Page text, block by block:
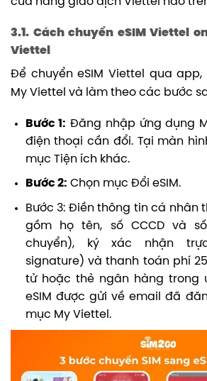
3.1. Cách chuyển eSIM Viettel
Viettel
Để chuyển eSIM Viettel qua
My Viettel và làm theo các bước
Bước 1: Đăng nhập ứng dụng
điện thoại cần đổi. Tại màn
mục Tiện ích khác.
Bước 2: Chọn mục Đổi eSIM.
Bước 3: Điền thông tin cá nhân
gồm họ tên, số CCCD và
chuyển),
ký xác nhận
signature) và thanh toán phí
tử hoặc thẻ ngân hàng trong
eSIM được gửi về email đã
mục My Viettel.